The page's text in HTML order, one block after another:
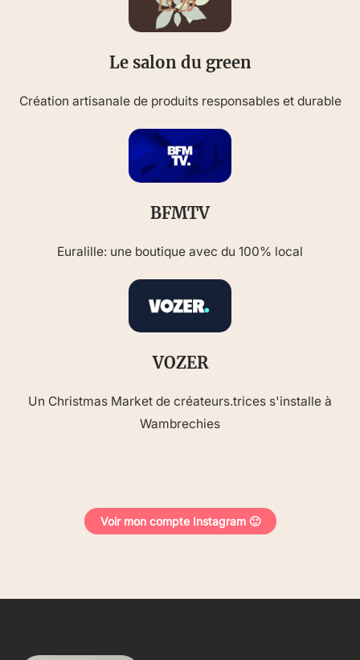
Le salon du green
Création artisanale de produits responsables et durable
BFMTV
Euralille: une boutique avec du 100% local
VOZER
Un Christmas Market de créateurs.trices s'installe à
Wambrechies
Voir mon compte Instagram 🙂